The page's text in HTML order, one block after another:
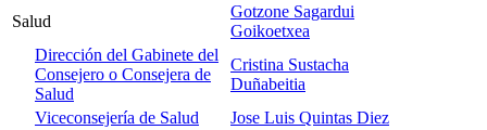
Salud
Gotzone Sagardui
Goikoetxea
Dirección del Gabinete del
Consejero o Consejera de
Salud
Cristina Sustacha
Duñabeitia
Viceconsejería de Salud
Jose Luis Quintas Diez